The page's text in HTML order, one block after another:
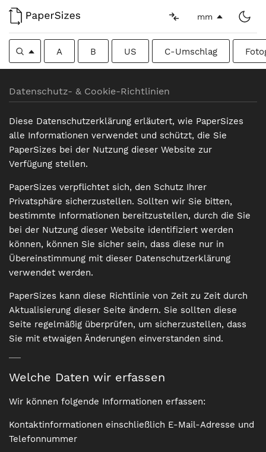
mm
A B US C-Umschlag
Datenschutz- & Cookie-Richtlinien
Diese Datenschutzerklärung erläutert, wie PaperSizes
alle Informationen verwendet und schützt, die Sie
PaperSizes bei der Nutzung dieser Website zur
Verfügung stellen.
PaperSizes verpflichtet sich, den Schutz Ihrer
Privatsphäre sicherzustellen. Sollten wir Sie bitten,
bestimmte Informationen bereitzustellen, durch die Sie
bei der Nutzung dieser Website identifiziert werden
können, können Sie sicher sein, dass diese nur in
Übereinstimmung mit dieser Datenschutzerklärung
verwendet werden.
PaperSizes kann diese Richtlinie von Zeit zu Zeit durch
Aktualisierung dieser Seite ändern. Sie sollten diese
Seite regelmäßig überprüfen, um sicherzustellen, dass
Sie mit etwaigen Änderungen einverstanden sind.
Welche Daten wir erfassen
Wir können folgende Informationen erfassen:
Kontaktinformationen einschließlich E-Mail-Adresse und
Telefonnummer